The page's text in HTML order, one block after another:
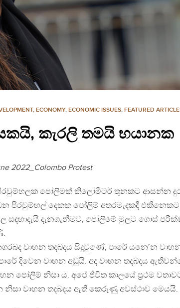
ECONOMY, ECONOMIC ISSUES, FEATURED
කැරලි තමයි භයානක
2022_Colombo Protest
පෝලිමක් කිලෝමීටර් තුනකට ආසන්න
පිරවුම්හල් දෙකක පෝලිම් අතරමැදකදී
දැනගැනීමට, පෝලිමේ මුලට ගොස්
වාහන තදබදය සිදුවුණේ, පාරේ යනෙ’න
දිවෙන වාහන අඩුයි. අද වාහන තදබදය
පෝලිම් නිසා ය. අපේ ජීවිත කාලයේ ප්‍රථම
වාහන තදබදය ඇති කෙරුණු අවස්ථාව මෙයයි.